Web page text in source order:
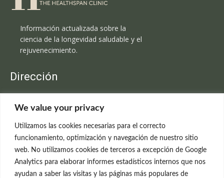
We value your privacy
Utilizamos las cookies necesarias para el correcto
funcionamiento, optimización y navegación de nuestro sitio
web. No utilizamos cookies de terceros a excepción de Google
Analytics para elaborar informes estadísticos internos que nos
ayudan a saber las visitas y las páginas más populares de
Información actualizada sobre la
ciencia de la longevidad saludable y el
rejuvenecimiento.
Dirección
C/Claudio Coello, 19 - 1º
699 595 619
rejuvenecimiento@clinicaneleva.com